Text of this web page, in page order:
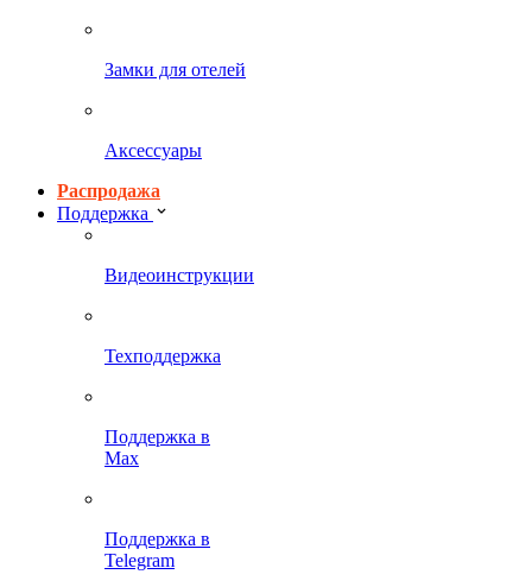
Замки для отелей
Аксессуары
Распродажа
Поддержка
Видеоинструкции
Техподдержка
Поддержка в
Max
Поддержка в
Telegram